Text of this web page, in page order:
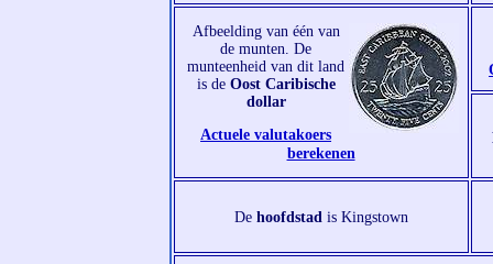
Afbeelding van één van
de munten. De
munteenheid van dit land
is de Oost Caribische
dollar
Actuele valutakoers
berekenen
De hoofdstad is Kingstown